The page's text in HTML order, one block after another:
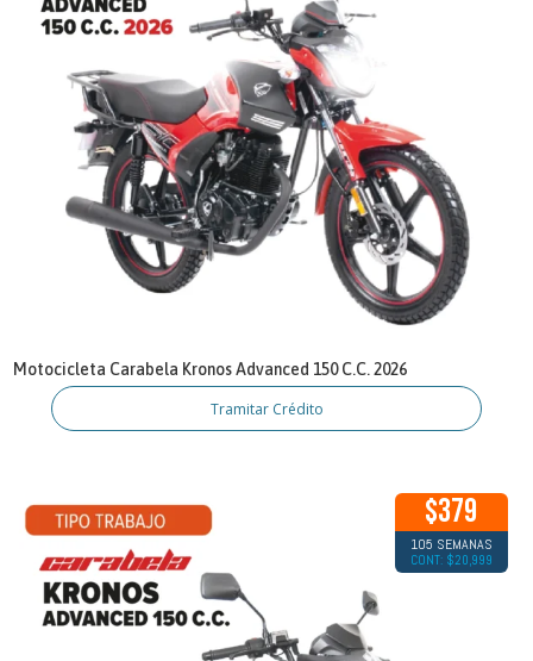
Motocicleta Carabela Kronos Advanced 150 C.C. 2026
Tramitar Crédito
$379
105 SEMANAS
CONT: $20,999